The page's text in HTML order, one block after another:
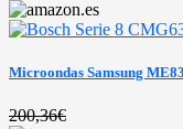
Microondas Samsung
200,36€